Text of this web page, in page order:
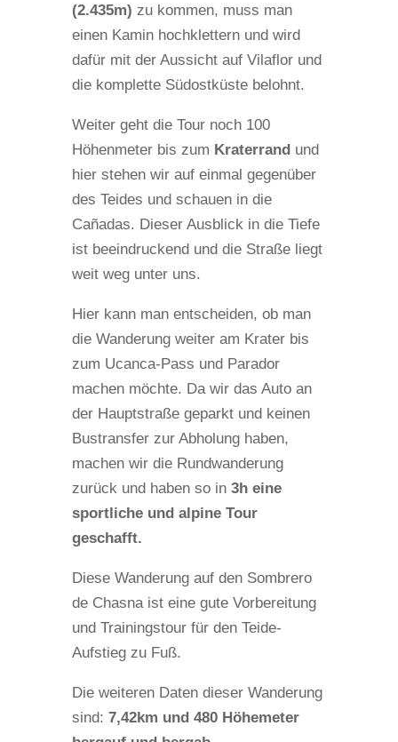
(2.435m) zu kommen, muss man
einen Kamin hochklettern und wird
dafür mit der Aussicht auf Vilaflor und
die komplette Südostküste belohnt.
Weiter geht die Tour noch 100
Höhenmeter bis zum Kraterrandund
hier stehen wir auf einmal gegenüber
des Teides und schauen in die
Cañadas. Dieser Ausblick in die Tiefe
ist beeindruckend und die Straße liegt
weit weg unter uns.
Hier kann man entscheiden, ob man
die Wanderung weiter am Krater bis
zum Ucanca-Pass und Parador
machen möchte. Da wir das Auto an
der Hauptstraße geparkt und keinen
Bustransfer zur Abholung haben,
machen wir die Rundwanderung
zurück und haben so in 3h eine
sportliche und alpine Tour
geschafft.
Diese Wanderung auf den Sombrero
de Chasna ist eine gute Vorbereitung
und Trainingstour für den Teide-
Aufstieg zu Fuß.
Die weiteren Daten dieser Wanderung
sind: 7,42km und 480 Höhemeter